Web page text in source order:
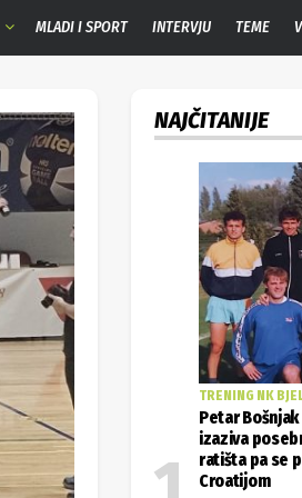
MLADI I SPORT INTERVJU TEME
NAJČITANIJE
TRENING NK
Petar
izaziva
ratišta pa se
Croatijom